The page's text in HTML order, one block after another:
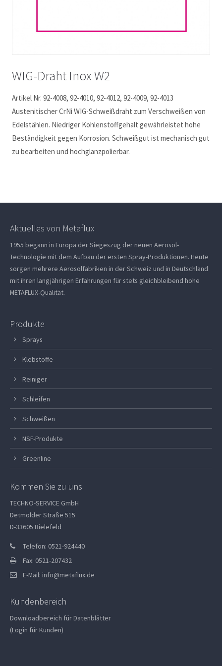
WIG-Draht Inox W2
Artikel Nr. 92-4008, 92-4010, 92-4012, 92-4009, 92-4013
Austenitischer CrNi WIG-Schweißdraht zum Verschweißen von
Edelstählen. Niedriger Kohlenstoffgehalt gewährleistet hohe
Beständigkeit gegen Korrosion. Schweißgut ist mechanisch gut
zu bearbeiten und hochglanzpolierbar.
Aktuelles von Metaflux
1955 begann in Europa der Siegeszug der neuen Aerosol-
Technologie mit dem Aufbau der ersten Spray-Produktionen. Heute
sorgen mehrere Aerosolfabriken in der Schweiz und in Deutschland
mit ihren langjährigen Erfahrungen für stets gleichbleibend hohe
METAFLUX-Qualität.
Produkte
Sprays
Klebstoffe
Reiniger
Schleifen
Schweißen
NSF-Produkte
Greenline
Kommen Sie zu uns
TECHNO-SERVICE GmbH
Detmolder Straße 515
D-33605 Bielefeld
Telefon: 0521-924440
Fax: 0521-207432
E-Mail: info@metaflux.de
Kundenbereich
Downloadbereich für Datenblätter
(Login für Kunden)